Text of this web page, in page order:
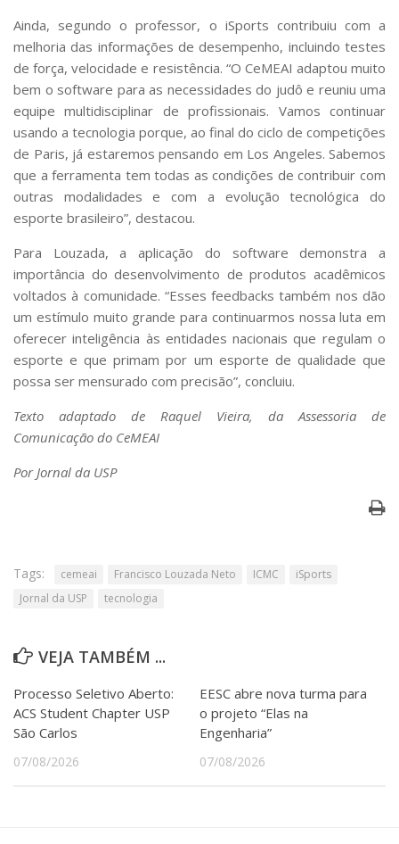
Ainda, segundo o professor, o iSports contribuiu com a
melhoria das informações de desempenho, incluindo testes
de força, velocidade e resistência. “O CeMEAI adaptou muito
bem o software para as necessidades do judô e reuniu uma
equipe multidisciplinar de profissionais. Vamos continuar
usando a tecnologia porque, ao final do ciclo de competições
de Paris, já estaremos pensando em Los Angeles. Sabemos
que a ferramenta tem todas as condições de contribuir com
outras modalidades e com a evolução tecnológica do
esporte brasileiro”, destacou.
Para Louzada, a aplicação do software demonstra a
importância do desenvolvimento de produtos acadêmicos
voltados à comunidade. “Esses feedbacks também nos dão
um estímulo muito grande para continuarmos nossa luta em
oferecer inteligência às entidades nacionais que regulam o
esporte e que primam por um esporte de qualidade que
possa ser mensurado com precisão”, concluiu.
Texto adaptado de Raquel Vieira, da Assessoria de
Comunicação do CeMEAI
Por Jornal da USP
Tags: cemeai Francisco Louzada Neto ICMC
iSports
Jornal da USP
tecnologia
VEJA TAMBÉM ...
Processo Seletivo Aberto:
ACS Student Chapter USP
São Carlos
07/08/2026
EESC abre nova turma para
o projeto “Elas na
Engenharia”
07/08/2026